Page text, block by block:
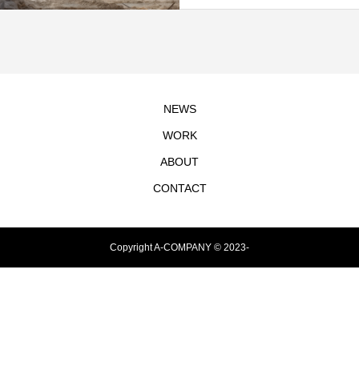
NEWS
WORK
ABOUT
CONTACT
Copyright A-COMPANY © 2023-